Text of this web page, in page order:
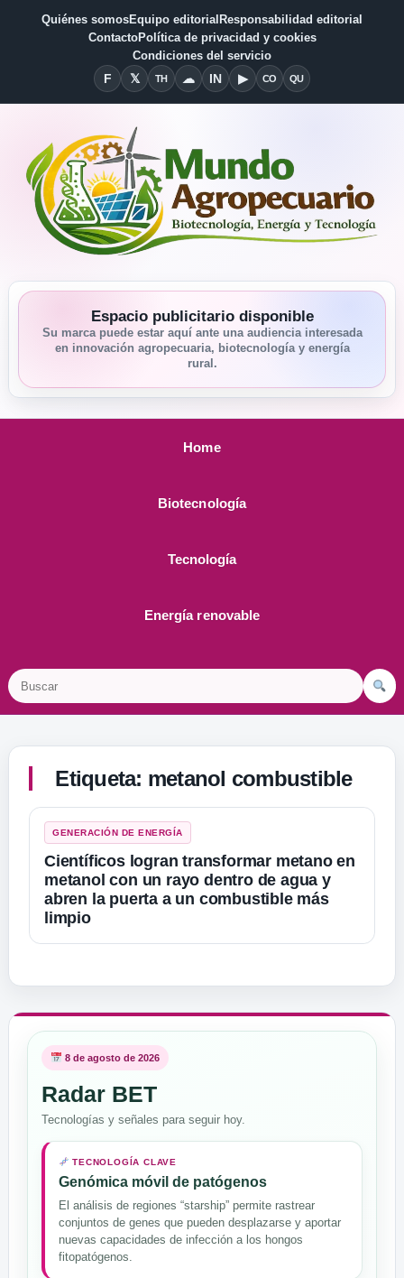
Quiénes somosEquipo editorial Responsabilidad editorial
ContactoPolítica de privacidad y cookies
Condiciones del servicio
FFacebook
𝕏
X THThreads
☁Bluesky
INLinkedin
▶YouTube
COCondiciones del Servicio
QUQuiénes somos
Espacio publicitario disponible
Su marca puede estar aquí ante una audiencia interesada
en innovación agropecuaria, biotecnología y energía
rural.
Home
Biotecnología
Tecnología
Energía renovable
Etiqueta: metanol combustible
GENERACIÓN DE ENERGÍA
Científicos logran transformar metano en
metanol con un rayo dentro de agua y
abren la puerta a un combustible más
limpio
8 de agosto de 2026
Radar BET
Tecnologías y señales para seguir hoy.
TECNOLOGÍA CLAVE
Genómica móvil de patógenos
El análisis de regiones “starship” permite rastrear
conjuntos de genes que pueden desplazarse y aportar
nuevas capacidades de infección a los hongos
fitopatógenos.